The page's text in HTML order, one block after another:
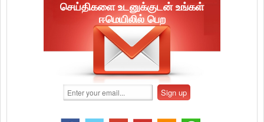
செய்திகளை உடனுக்குடன் உங்கள்
ஈமெயிலில் பெற